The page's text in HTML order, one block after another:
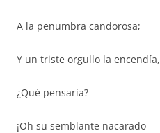
A la penumbra candorosa;
Y un triste orgullo la encendía,
¿Qué pensaría?
¡Oh su semblante nacarado